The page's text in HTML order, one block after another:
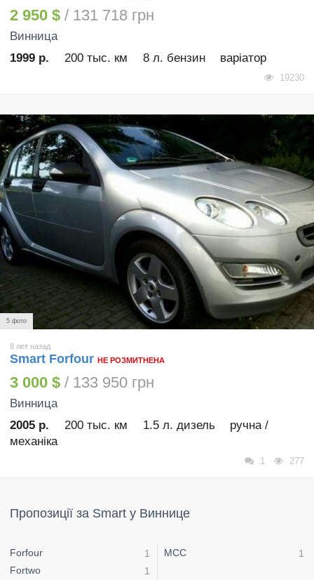
2 950 $ / 131 718 грн
Винница
1999 р.
200 тыс. км 8 л. бензин варіатор
19230
5 фото
8 лет назад
Smart Forfour НЕ РОЗМИТНЕНА
3 000 $ / 133 950 грн
Винница
2005 р.
200 тыс. км 1.5 л. дизель
ручна /
механіка
1 277
Пропозиції за Smart у Виннице
Forfour
1
Fortwo
1
MCC 1